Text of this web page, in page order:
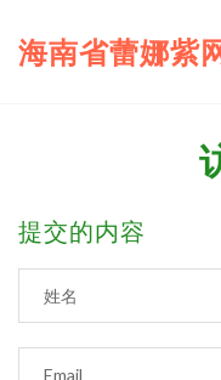
海南省蕾娜紫
提交的内容